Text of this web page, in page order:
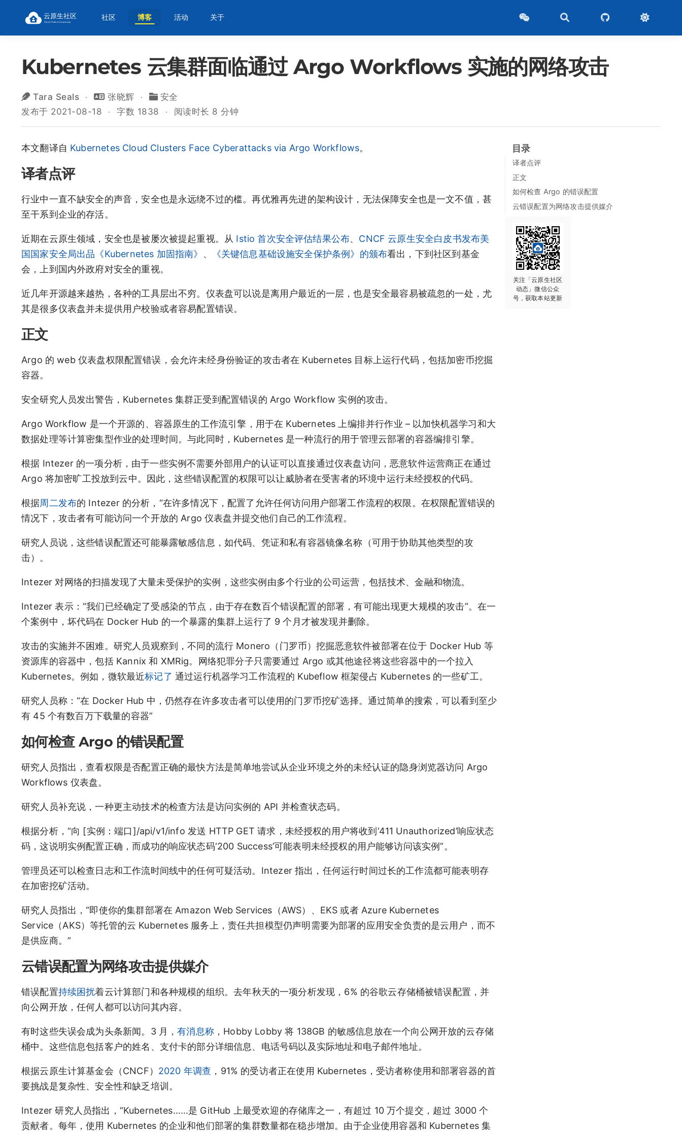
社区 博客 活动 关于
Kubernetes 云集群面临通过 Argo Workflows 实施的网络攻击
Tara Seals 张晓辉
安全
发布于 2021-08-18
字数 1838 阅读时长 8 分钟
目录
译者点评
正文
如何检查 Argo 的错误配置
云错误配置为网络攻击提供媒介
关注「云原生社区
动态」微信公众
号，获取本站更新
本文翻译自 Kubernetes Cloud Clusters Face Cyberattacks via Argo Workflows。
译者点评
行业中一直不缺安全的声音，安全也是永远绕不过的槛。再优雅再先进的架构设计，无法保障安全也是一文不值，甚
至干系到企业的存活。
近期在云原生领域，安全也是被屡次被提起重视。从 Istio 首次安全评估结果公布、 CNCF 云原生安全白皮书发布美
国国家安全局出品《Kubernetes 加固指南》
、 《关键信息基础设施安全保护条例》的颁布看出，下到社区到基金
会，上到国内外政府对安全的重视。
近几年开源越来越热，各种的工具层出不穷。仪表盘可以说是离用户最近的一层，也是安全最容易被疏忽的一处，尤
其是很多仪表盘并未提供用户校验或者容易配置错误。
正文
Argo 的 web 仪表盘权限配置错误，会允许未经身份验证的攻击者在 Kubernetes 目标上运行代码，包括加密币挖掘
容器。
安全研究人员发出警告，Kubernetes 集群正受到配置错误的 Argo Workflow 实例的攻击。
Argo Workflow 是一个开源的、容器原生的工作流引擎，用于在 Kubernetes 上编排并行作业 – 以加快机器学习和大
数据处理等计算密集型作业的处理时间。与此同时，Kubernetes 是一种流行的用于管理云部署的容器编排引擎。
根据 Intezer 的一项分析，由于一些实例不需要外部用户的认证可以直接通过仪表盘访问，恶意软件运营商正在通过
Argo 将加密旷工投放到云中。因此，这些错误配置的权限可以让威胁者在受害者的环境中运行未经授权的代码。
根据周二发布的 Intezer 的分析，“在许多情况下，配置了允许任何访问用户部署工作流程的权限。在权限配置错误的
情况下，攻击者有可能访问一个开放的 Argo 仪表盘并提交他们自己的工作流程。
研究人员说，这些错误配置还可能暴露敏感信息，如代码、凭证和私有容器镜像名称（可用于协助其他类型的攻
击）。
Intezer 对网络的扫描发现了大量未受保护的实例，这些实例由多个行业的公司运营，包括技术、金融和物流。
Intezer 表示：“我们已经确定了受感染的节点，由于存在数百个错误配置的部署，有可能出现更大规模的攻击”。在一
个案例中，坏代码在 Docker Hub 的一个暴露的集群上运行了 9 个月才被发现并删除。
攻击的实施并不困难。研究人员观察到，不同的流行 Monero（门罗币）挖掘恶意软件被部署在位于 Docker Hub 等
资源库的容器中，包括 Kannix 和 XMRig。网络犯罪分子只需要通过 Argo 或其他途径将这些容器中的一个拉入
Kubernetes。例如，微软最近标记了 通过运行机器学习工作流程的 Kubeflow 框架侵占 Kubernetes 的一些矿工。
研究人员称：“在 Docker Hub 中，仍然存在许多攻击者可以使用的门罗币挖矿选择。通过简单的搜索，可以看到至少
有 45 个有数百万下载量的容器”
如何检查 Argo 的错误配置
研究人员指出，查看权限是否配置正确的最快方法是简单地尝试从企业环境之外的未经认证的隐身浏览器访问 Argo
Workflows 仪表盘。
研究人员补充说，一种更主动技术的检查方法是访问实例的 API 并检查状态码。
根据分析，“向 [实例：端口]/api/v1/info 发送 HTTP GET 请求，未经授权的用户将收到‘411 Unauthorized’响应状态
码，这说明实例配置正确，而成功的响应状态码‘200 Success’可能表明未经授权的用户能够访问该实例”。
管理员还可以检查日志和工作流时间线中的任何可疑活动。Intezer 指出，任何运行时间过长的工作流都可能表明存
在加密挖矿活动。
研究人员指出，“即使你的集群部署在 Amazon Web Services（AWS）、EKS 或者 Azure Kubernetes
Service（AKS）等托管的云 Kubernetes 服务上，责任共担模型仍声明需要为部署的应用安全负责的是云用户，而不
是供应商。”
云错误配置为网络攻击提供媒介
错误配置持续困扰着云计算部门和各种规模的组织。去年秋天的一项分析发现，6% 的谷歌云存储桶被错误配置，并
向公网开放，任何人都可以访问其内容。
有时这些失误会成为头条新闻。3 月，有消息称，Hobby Lobby 将 138GB 的敏感信息放在一个向公网开放的云存储
桶中。这些信息包括客户的姓名、支付卡的部分详细信息、电话号码以及实际地址和电子邮件地址。
根据云原生计算基金会（CNCF） 2020 年调查 ，91% 的受访者正在使用 Kubernetes，受访者称使用和部署容器的首
要挑战是复杂性、安全性和缺乏培训。
Intezer 研究人员指出，“Kubernetes……是 GitHub 上最受欢迎的存储库之一，有超过 10 万个提交，超过 3000 个
贡献者。每年，使用 Kubernetes 的企业和他们部署的集群数量都在稳步增加。由于企业使用容器和 Kubernetes 集